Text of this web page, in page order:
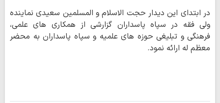
در ابتدای این دیدار حجت الاسلام و المسلمین سعیدی نماینده
ولی فقه در سپاه پاسداران گزارشی از همکاری های علمی،
فرهنگی و تبلیغی حوزه های علمیه و سپاه پاسداران به محضر
معظم له ارائه نمود.